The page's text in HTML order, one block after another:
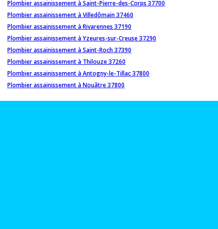
Plombier assainissement à Saint-Pierre-des-Corps 37700
Plombier assainissement à Villedômain 37460
Plombier assainissement à Rivarennes 37190
Plombier assainissement à Yzeures-sur-Creuse 37290
Plombier assainissement à Saint-Roch 37390
Plombier assainissement à Thilouze 37260
Plombier assainissement à Antogny-le-Tillac 37800
Plombier assainissement à Nouâtre 37800